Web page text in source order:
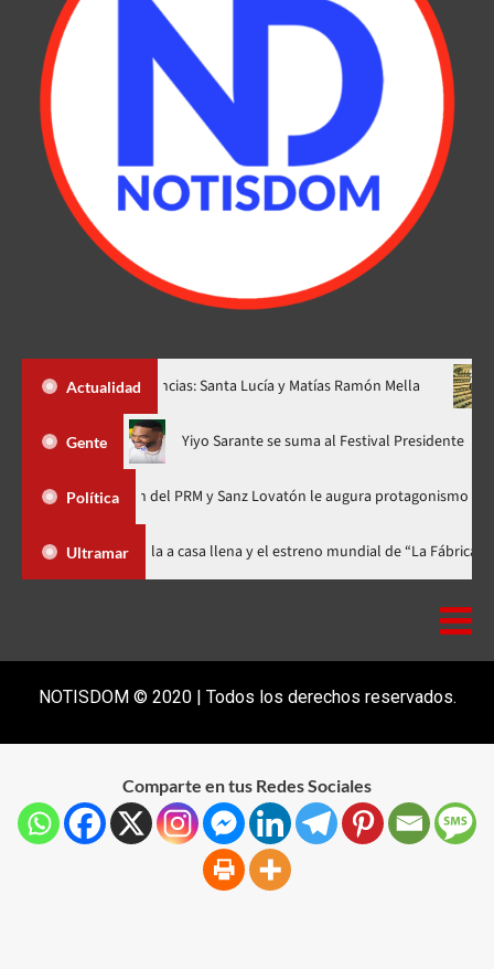
Actualidad
provincias: Santa Lucía y Matías Ramón Mella Dólar
Gente
ahora en nuevo horario Yiyo Sarante se suma al Festival
Política
del PRM y Sanz Lovatón le augura protagonismo político
Ultramar
Festival celebra 15 años con una gala a casa llena y el estreno mundial
NOTISDOM © 2020 | Todos los derechos reservados.
Comparte en tus Redes Sociales